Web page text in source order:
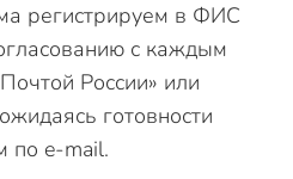
регистрируем в ФИС
с каждым
России» или
готовности
по e-mail.